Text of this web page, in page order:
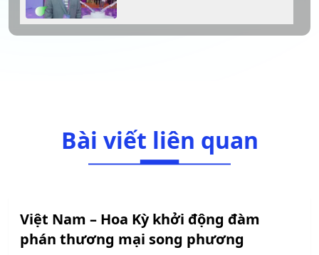
Bài viết liên quan
Việt Nam – Hoa Kỳ khởi động đàm
phán thương mại song phương